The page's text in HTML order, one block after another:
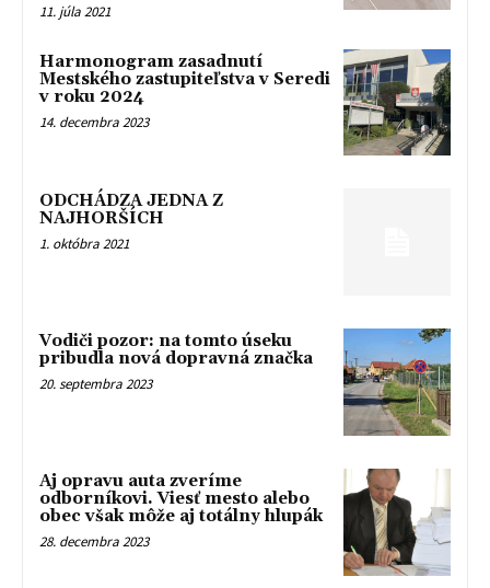
11. júla 2021
Harmonogram zasadnutí
Mestského zastupiteľstva v Seredi
v roku 2024
14. decembra 2023
ODCHÁDZA JEDNA Z
NAJHORŠÍCH
1. októbra 2021
Vodiči pozor: na tomto úseku
pribudla nová dopravná značka
20. septembra 2023
Aj opravu auta zveríme
odborníkovi. Viesť mesto alebo
obec však môže aj totálny hlupák
28. decembra 2023